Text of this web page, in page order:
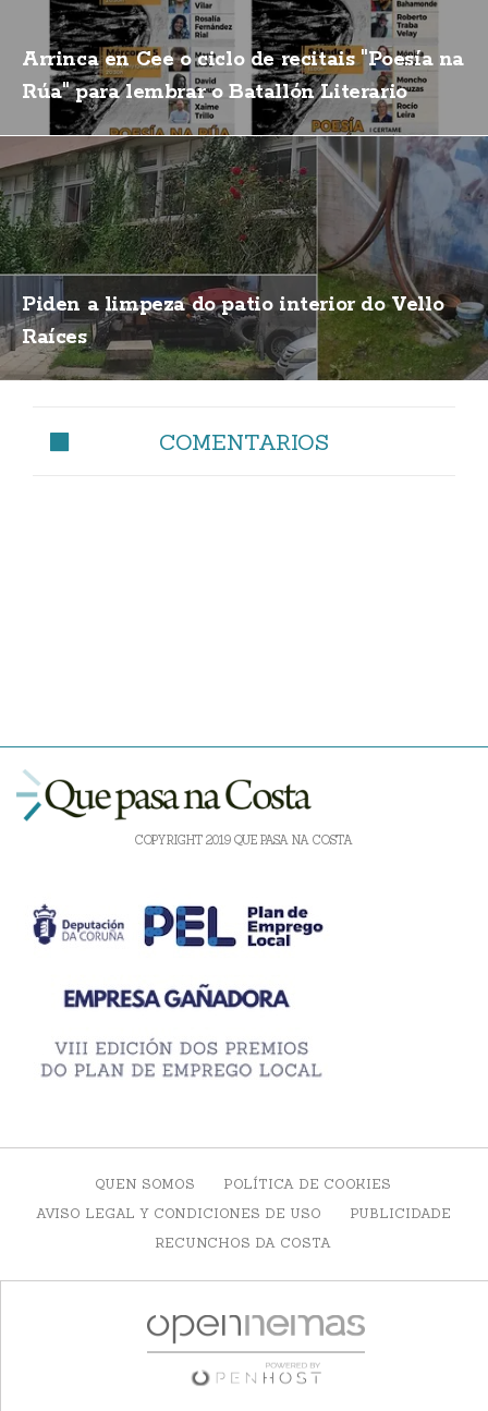
Arrinca en Cee o ciclo de recitais "Poesía na
Rúa" para lembrar o Batallón Literario
Piden a limpeza do patio interior do Vello
Raíces
COMENTARIOS
COPYRIGHT 2019 QUE PASA NA COSTA
QUEN SOMOS
POLÍTICA DE COOKIES
AVISO LEGAL Y CONDICIONES DE USO
PUBLICIDADE
RECUNCHOS DA COSTA